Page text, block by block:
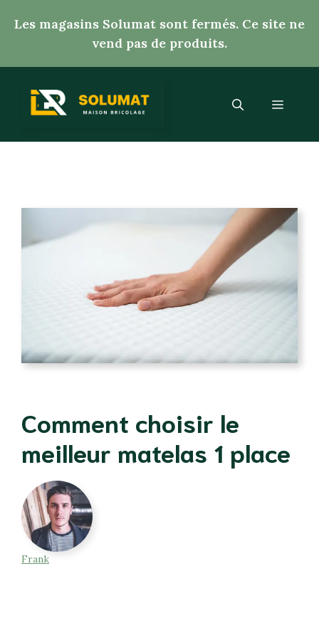
Les magasins Solumat sont fermés. Ce site ne
vend pas de produits.
Menu
Comment choisir le
meilleur matelas 1 place
Frank